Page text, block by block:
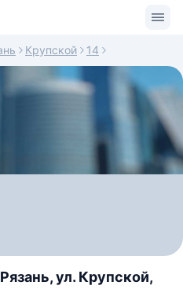
Крупской 14
ул. Крупской,